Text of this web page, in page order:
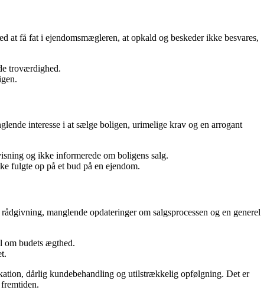
få fat i ejendomsmægleren, at opkald og beskeder ikke besvares,
troværdighed.
interesse i at sælge boligen, urimelige krav og en arrogant
og ikke informerede om boligens salg.
fulgte op på et bud på en ejendom.
manglende opdateringer om salgsprocessen og en generel
om budets ægthed.
dårlig kundebehandling og utilstrækkelig opfølgning. Det er